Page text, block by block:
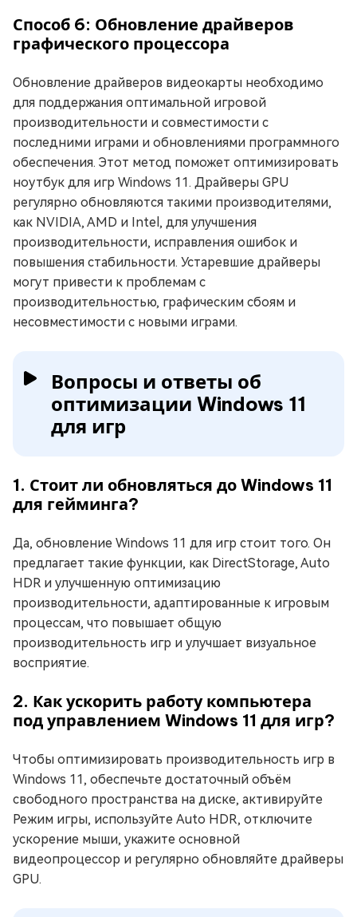
Способ 6: Обновление драйверов
графического процессора
Обновление драйверов видеокарты необходимо
для поддержания оптимальной игровой
производительности и совместимости с
последними играми и обновлениями программного
обеспечения. Этот метод поможет оптимизировать
ноутбук для игр Windows 11. Драйверы GPU
регулярно обновляются такими производителями,
как NVIDIA, AMD и Intel, для улучшения
производительности, исправления ошибок и
повышения стабильности. Устаревшие драйверы
могут привести к проблемам с
производительностью, графическим сбоям и
несовместимости с новыми играми.
Вопросы и ответы об
оптимизации Windows 11
для игр
1. Стоит ли обновляться до Windows 11
для гейминга?
Да, обновление Windows 11 для игр стоит того. Он
предлагает такие функции, как DirectStorage, Auto
HDR и улучшенную оптимизацию
производительности, адаптированные к игровым
процессам, что повышает общую
производительность игр и улучшает визуальное
восприятие.
2. Как ускорить работу компьютера
под управлением Windows 11 для игр?
Чтобы оптимизировать производительность игр в
Windows 11, обеспечьте достаточный объём
свободного пространства на диске, активируйте
Режим игры, используйте Auto HDR, отключите
ускорение мыши, укажите основной
видеопроцессор и регулярно обновляйте драйверы
GPU.